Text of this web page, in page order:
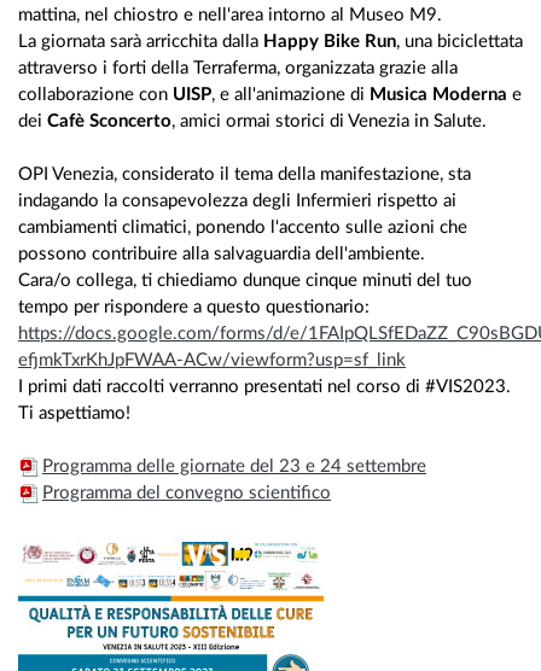
mattina, nel chiostro e nell'area intorno al Museo M9.
La giornata sarà arricchita dalla Happy Bike Run, una biciclettata
attraverso i forti della Terraferma, organizzata grazie alla
collaborazione con UISP, e all'animazione di Musica Moderna e
dei Cafè Sconcerto, amici ormai storici di Venezia in Salute.
OPI Venezia, considerato il tema della manifestazione, sta
indagando la consapevolezza degli Infermieri rispetto ai
cambiamenti climatici, ponendo l'accento sulle azioni che
possono contribuire alla salvaguardia dell'ambiente.
Cara/o collega, ti chiediamo dunque cinque minuti del tuo
tempo per rispondere a questo questionario:
https://docs.google.com/forms/d/e/
efjmkTxrKhJpFWAA-ACw/viewform?usp=sf_link
I primi dati raccolti verranno presentati nel corso di #VIS2023.
Ti aspettiamo!
Programma delle giornate del 23 e 24 settembre
Programma del convegno scientifico